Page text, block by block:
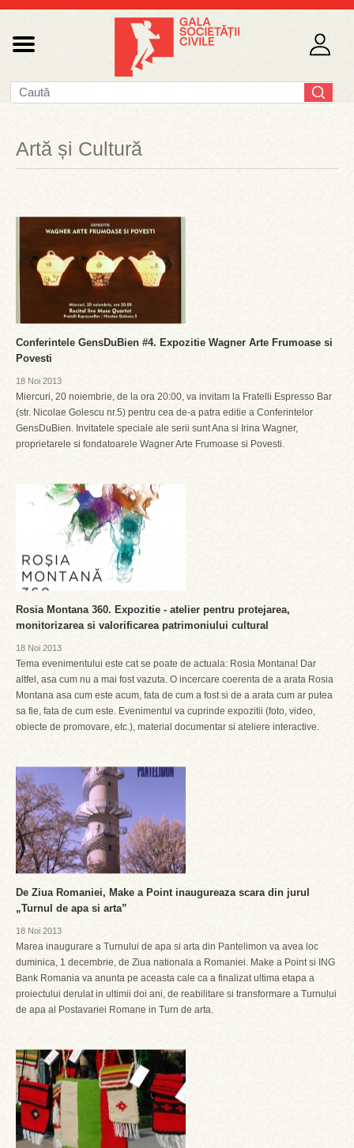
Artă și Cultură
Conferintele GensDuBien #4. Expozitie Wagner Arte Frumoase si
Povesti
18 Noi 2013
Miercuri, 20 noiembrie, de la ora 20:00, va invitam la Fratelli Espresso Bar
(str. Nicolae Golescu nr.5) pentru cea de-a patra editie a Conferintelor
GensDuBien. Invitatele speciale ale serii sunt Ana si Irina Wagner,
proprietarele si fondatoarele Wagner Arte Frumoase si Povesti.
Rosia Montana 360. Expozitie - atelier pentru protejarea,
monitorizarea si valorificarea patrimoniului cultural
18 Noi 2013
Tema evenimentului este cat se poate de actuala: Rosia Montana! Dar
altfel, asa cum nu a mai fost vazuta. O incercare coerenta de a arata Rosia
Montana asa cum este acum, fata de cum a fost si de a arata cum ar putea
sa fie, fata de cum este. Evenimentul va cuprinde expozitii (foto, video,
obiecte de promovare, etc.), material documentar si ateliere interactive.
De Ziua Romaniei, Make a Point inaugureaza scara din jurul
„Turnul de apa si arta”
18 Noi 2013
Marea inaugurare a Turnului de apa si arta din Pantelimon va avea loc
duminica, 1 decembrie, de Ziua nationala a Romaniei. Make a Point si ING
Bank Romania va anunta pe aceasta cale ca a finalizat ultima etapa a
proiectului derulat in ultimii doi ani, de reabilitare si transformare a Turnului
de apa al Postavariei Romane in Turn de arta.